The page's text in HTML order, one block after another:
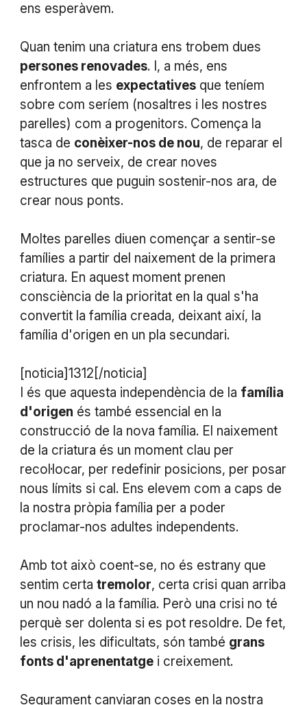
ens esperàvem.
Quan tenim una criatura ens trobem dues
persones renovades. I, a més, ens
enfrontem a les expectativesque teníem
sobre com seríem (nosaltres i les nostres
parelles) com a progenitors. Comença la
tasca de conèixer-nos de nou, de reparar el
que ja no serveix, de crear noves
estructures que puguin sostenir-nos ara, de
crear nous ponts.
Moltes parelles diuen començar a sentir-se
famílies a partir del naixement de la primera
criatura. En aquest moment prenen
consciència de la prioritat en la qual s'ha
convertit la família creada, deixant així, la
família d'origen en un pla secundari.
[noticia]1312[/noticia]
I és que aquesta independència de la família
d'origen és també essencial en la
construcció de la nova família. El naixement
de la criatura és un moment clau per
recol·locar, per redefinir posicions, per posar
nous límits si cal. Ens elevem com a caps de
la nostra pròpia família per a poder
proclamar-nos adultes independents.
Amb tot això coent-se, no és estrany que
sentim certa tremolor, certa crisi quan arriba
un nou nadó a la família. Però una crisi no té
perquè ser dolenta si es pot resoldre. De fet,
les crisis, les dificultats, són també grans
fonts d'aprenentatgei creixement.
Segurament canviaran coses en la nostra